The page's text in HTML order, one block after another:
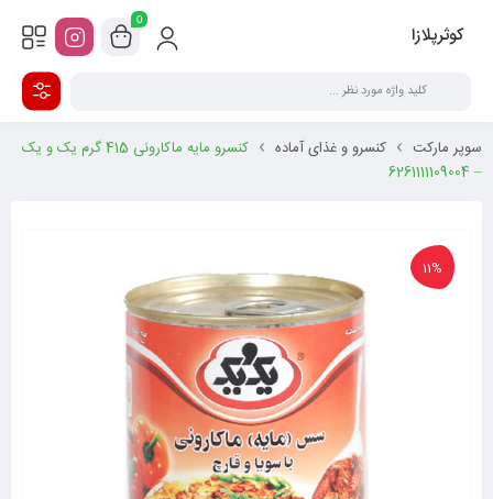
کوثرپلازا
0
سوپر مارکت کنسرو و غذای آماده
کنسرو مایه ماکارونی 415 گرم یک و یک
– 6261111109004
11%